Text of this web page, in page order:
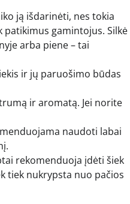
ją išdarinėti, nes tokia
patikimus gamintojus. Silkė
arba piene – tai
ir jų paruošimo būdas
ir aromatą. Jei norite
naudoti labai
rekomenduoja įdėti šiek
tiek nukrypsta nuo pačios